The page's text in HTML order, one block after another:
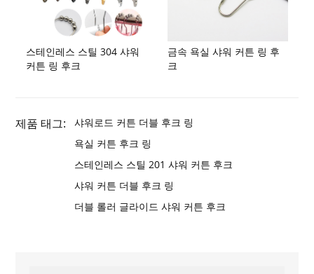
스테인레스 스틸 304 샤워
커튼 링 후크
금속 욕실 샤워 커튼 링 후
크
제품 태그:
샤워로드 커튼 더블 후크 링
욕실 커튼 후크 링
스테인레스 스틸 201 샤워 커튼 후크
샤워 커튼 더블 후크 링
더블 롤러 글라이드 샤워 커튼 후크